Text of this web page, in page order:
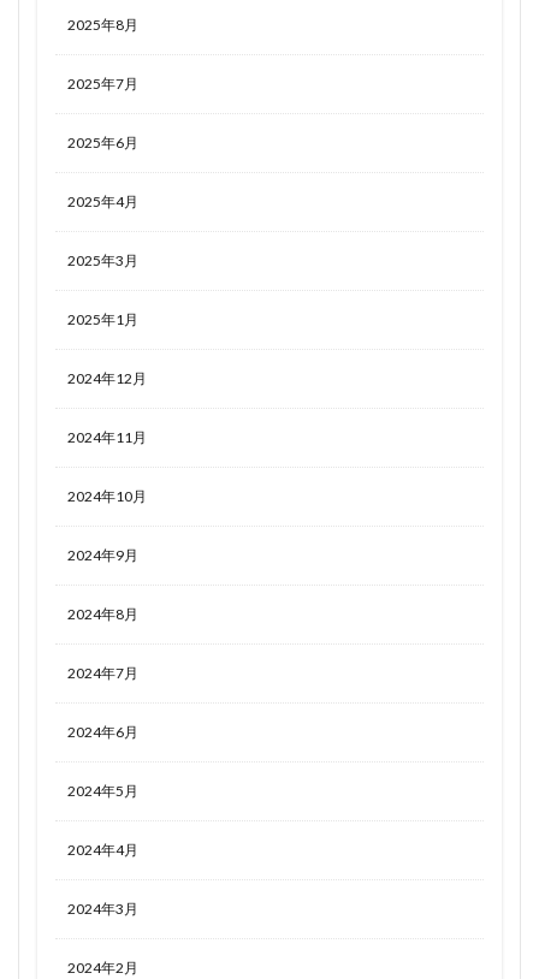
2025年8月
2025年7月
2025年6月
2025年4月
2025年3月
2025年1月
2024年12月
2024年11月
2024年10月
2024年9月
2024年8月
2024年7月
2024年6月
2024年5月
2024年4月
2024年3月
2024年2月